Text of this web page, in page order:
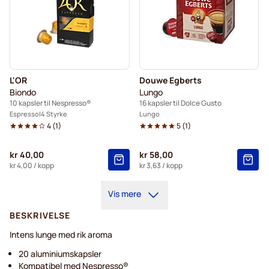
L'OR
Biondo
10 kapsler til Nespresso®
Espresso 4 Styrke
4(1)
kr 40,00
kr 4,00 / kopp
Douwe Egberts
Lungo
16 kapsler til Dolce Gusto
Lungo
5(1)
kr 58,00
kr 3,63 / kopp
Vis mere
BESKRIVELSE
Intens lunge med rik aroma
20 aluminiumskapsler
Kompatibel med Nespresso®